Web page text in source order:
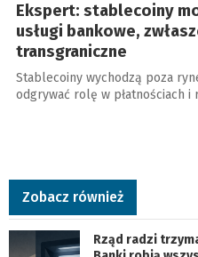
Ekspert: stablecoiny
usługi bankowe,
transgraniczne
Stablecoiny wychodzą poza
odgrywać rolę w płatnościach i
Zobacz również
Rząd radzi